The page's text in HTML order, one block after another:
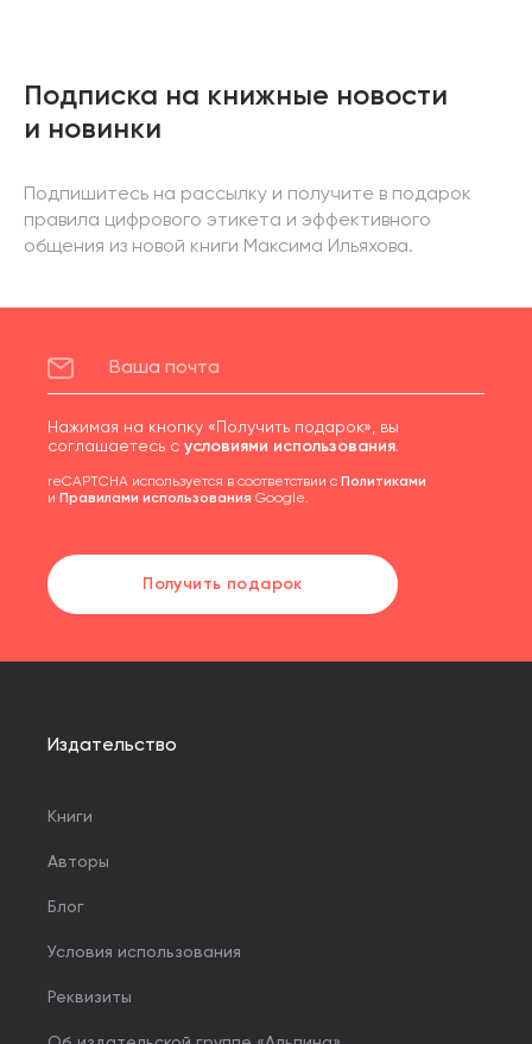
Подписка на книжные новости
и новинки
Подпишитесь на рассылку и получите в подарок
правила цифрового этикета и эффективного
общения из новой книги Максима Ильяхова.
Нажимая на кнопку «Получить подарок», вы
соглашаетесь с условиями использования.
reCAPTCHA используется в соответствии с Политиками
и Правилами использования Google.
Получить подарок
Издательство
Книги
Авторы
Блог
Условия использования
Реквизиты